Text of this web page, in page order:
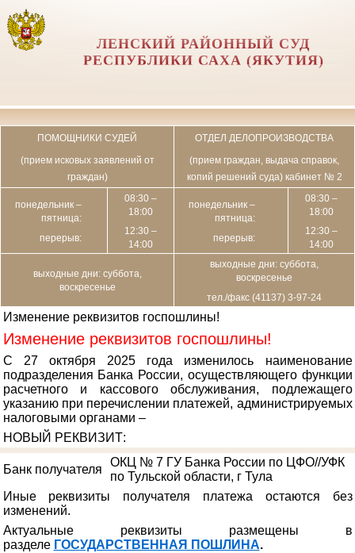
ЛЕНСКИЙ РАЙОННЫЙ СУД
РЕСПУБЛИКИ САХА (ЯКУТИЯ)
ПОМОЩНИКИ СУДЕЙ
(прием исковых заявлений от
граждан)
ОТДЕЛ ДЕЛОПРОИЗВОДСТВА
(прием граждан, выдача справок,
копий решений суда) кабинет № 2
понедельник –
пятница:
перерыв:
08:30 –
18:00
12:30 –
14:00
понедельник –
пятница:
перерыв:
08:30 –
18:00
12:30 –
14:00
выходные дни: суббота,
воскресенье
выходные дни: суббота,
воскресенье
тел./факс (41137) 3-97-24
Изменение реквизитов госпошлины!
Изменение реквизитов госпошлины!
С 27 октября 2025 года изменилось наименование
подразделения Банка России, осуществляющего функции
расчетного и кассового обслуживания, подлежащего
указанию при перечислении платежей, администрируемых
налоговыми органами –
НОВЫЙ РЕКВИЗИТ:
Банк получателя
ОКЦ № 7 ГУ Банка России по ЦФО//УФК
по Тульской области, г Тула
Иные реквизиты получателя платежа остаются без
изменений.
Актуальные реквизиты размещены в
разделе ГОСУДАРСТВЕННАЯ ПОШЛИНА.